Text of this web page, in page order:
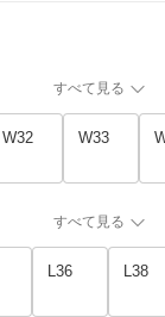
すべて見る
W32 W33
すべて見る
L36 L38